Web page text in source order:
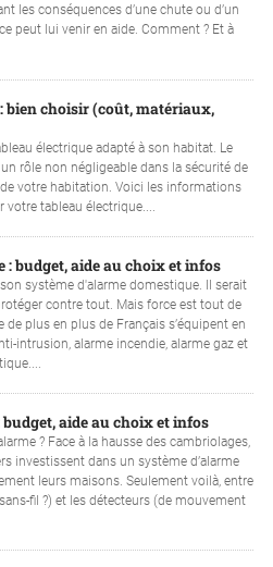
les conséquences d’une chute ou d’un
peut lui venir en aide. Comment ? Et à
bien choisir (coût, matériaux,
électrique adapté à son habitat. Le
rôle non négligeable dans la sécurité de
votre habitation. Voici les informations
tableau électrique....
: budget, aide au choix et infos
système d'alarme domestique. Il serait
contre tout. Mais force est tout de
de plus en plus de Français s’équipent en
intrusion, alarme incendie, alarme gaz et
budget, aide au choix et infos
? Face à la hausse des cambriolages,
investissent dans un système d’alarme
leurs maisons. Seulement voilà, entre
fil ?) et les détecteurs (de mouvement